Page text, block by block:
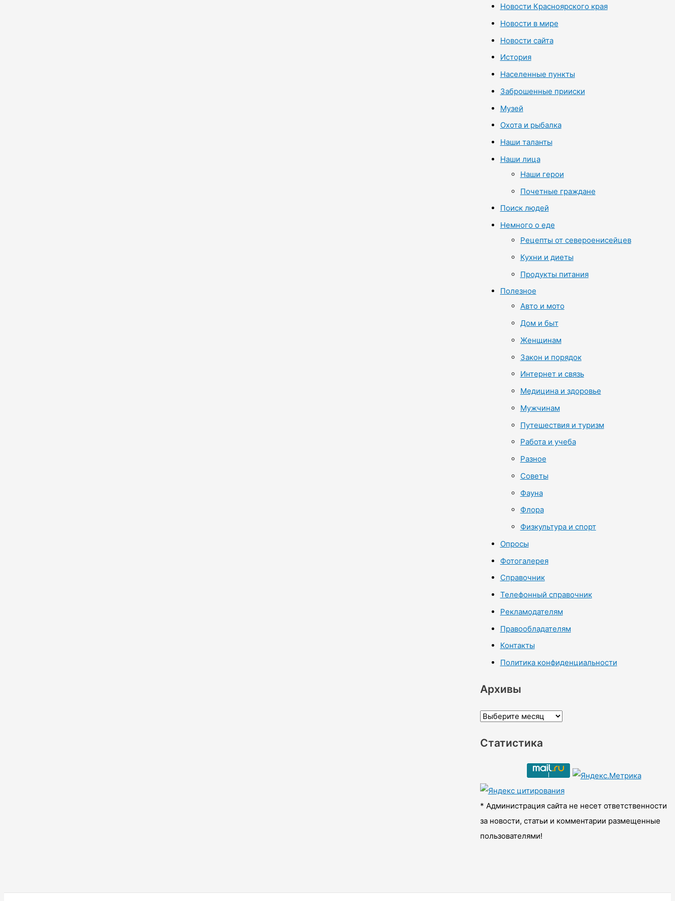
Новости Красноярского края
Новости в мире
Новости сайта
История
Населенные пункты
Заброшенные прииски
Музей
Охота и рыбалка
Наши таланты
Наши лица
Наши герои
Почетные граждане
Поиск людей
Немного о еде
Рецепты от североенисейцев
Кухни и диеты
Продукты питания
Полезное
Авто и мото
Дом и быт
Женщинам
Закон и порядок
Интернет и связь
Медицина и здоровье
Мужчинам
Путешествия и туризм
Работа и учеба
Разное
Советы
Фауна
Флора
Физкультура и спорт
Опросы
Фотогалерея
Справочник
Телефонный справочник
Рекламодателям
Правообладателям
Контакты
Политика конфиденциальности
Архивы
А
х
ы
Статистика
* Администрация сайта не несет ответственности
за новости, статьи и комментарии размещенные
пользователями!